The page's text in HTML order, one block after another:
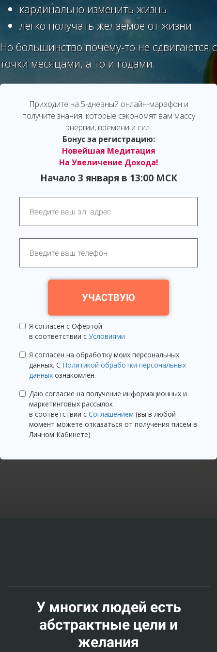
кардинально изменить жизнь
легко получать желаемое от жизни
Но большинство почему-то не сдвигаются с
точки месяцами, а то и годами.
Приходите на 5-дневный онлайн-марафон и
получите знания, которые сэкономят вам массу
энергии, времени и сил.
Бонус за регистрацию:
Новейшая Медитация
На Увеличение Дохода!
Начало 3 января в 13:00 МСК
УЧАСТВУЮ
Я согласен с Офертой
в соответствии с Условиями
Я согласен на обработку моих персональных
данных. С Политикой обработки персональных
данных ознакомлен.
Даю согласие на получение информационных и
маркетинговых рассылок
в соответствии с Соглашением (вы в любой
момент можете отказаться от получения писем в
Личном Кабинете)
У многих людей есть
абстрактные цели и
желания